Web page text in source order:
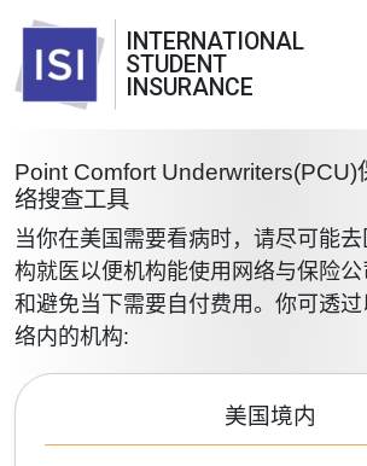
INTERNATIONAL
STUDENT
INSURANCE
Point Comfort Underwriters(PCU)
络搜查工具
当你在美国需要看病时，请尽可能
构就医以便机构能使用网络与保险
和避免当下需要自付费用。你可透
络内的机构:
美国境内